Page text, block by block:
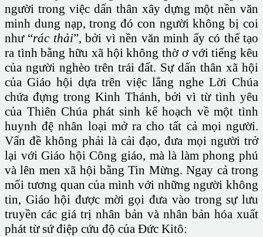
người trong việc dấn thân xây dựng một nền văn
minh dung nạp, trong đó con người không bị coi
như “rác thải”, bởi vì nền văn minh ấy có thể tạo
ra tình bằng hữu xã hội không thờ ơ với tiếng kêu
của người nghèo trên trái đất. Sự dấn thân xã hội
của Giáo hội dựa trên việc lắng nghe Lời Chúa
chứa đựng trong Kinh Thánh, bởi vì từ tình yêu
của Thiên Chúa phát sinh kế hoạch về một tình
huynh đệ nhân loại mở ra cho tất cả mọi người.
Vấn đề không phải là cải đạo, đưa mọi người trở
lại với Giáo hội Công giáo, mà là làm phong phú
và lên men xã hội bằng Tin Mừng. Ngay cả trong
mối tương quan của mình với những người không
tin, Giáo hội được mời gọi đưa vào trong sự lưu
truyền các giá trị nhân bản và nhân bản hóa xuất
phát từ sứ điệp cứu độ của Đức Kitô: